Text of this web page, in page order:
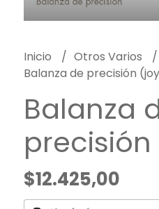
Inicio
Otros Varios
Balanza de precisión
Balanza
$12.425,00